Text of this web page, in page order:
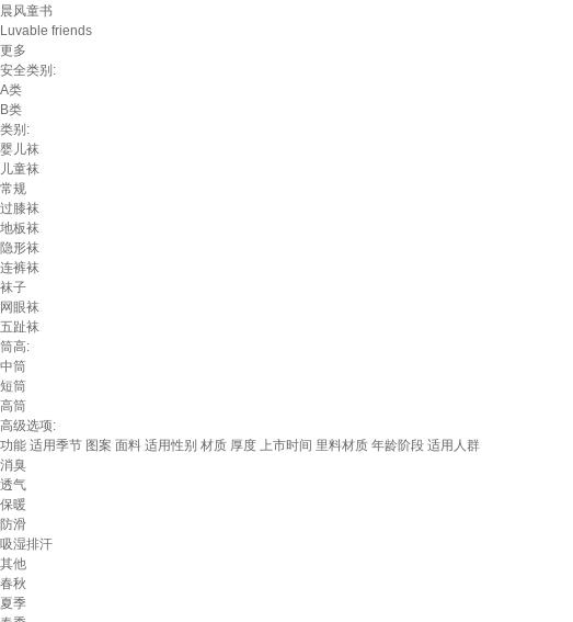
晨风童书
Luvable friends
更多
安全类别:
A类
B类
类别:
婴儿袜
儿童袜
常规
过膝袜
地板袜
隐形袜
连裤袜
袜子
网眼袜
五趾袜
筒高:
中筒
短筒
高筒
高级选项:
功能 适用季节 图案 面料 适用性别 材质 厚度 上市时间 里料材质 年龄阶段 适用人群
消臭
透气
保暖
防滑
吸湿排汗
其他
春秋
夏季